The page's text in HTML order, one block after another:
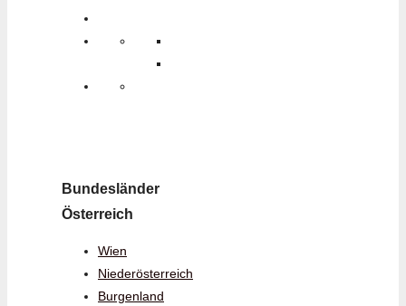
Bundesländer
Österreich
Wien
Niederösterreich
Burgenland